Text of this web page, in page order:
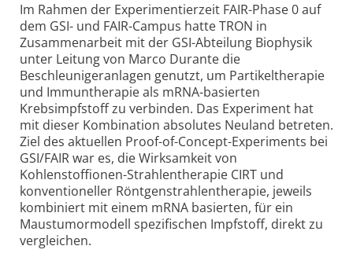
Im Rahmen der Experimentierzeit FAIR-Phase 0 auf
dem GSI- und FAIR-Campus hatte TRON in
Zusammenarbeit mit der GSI-Abteilung Biophysik
unter Leitung von Marco Durante die
Beschleunigeranlagen genutzt, um Partikeltherapie
und Immuntherapie als mRNA-basierten
Krebsimpfstoff zu verbinden. Das Experiment hat
mit dieser Kombination absolutes Neuland betreten.
Ziel des aktuellen Proof-of-Concept-Experiments bei
GSI/FAIR war es, die Wirksamkeit von
Kohlenstoffionen-Strahlentherapie CIRT und
konventioneller Röntgenstrahlentherapie, jeweils
kombiniert mit einem mRNA basierten, für ein
Maustumormodell spezifischen Impfstoff, direkt zu
vergleichen.